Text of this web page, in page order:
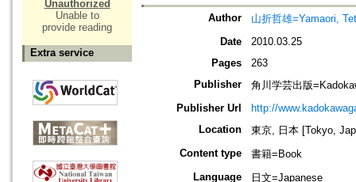
Unauthorized
Unable to
provide reading
Extra service
Author
山折哲雄=Yamaori,
Date
2010.03.25
Pages
263
Publisher
角川学芸出版
Publisher Url
http://
Location
東京, 日本 [Tokyo,
Content type
書籍=Book
Language
日文=Japanese